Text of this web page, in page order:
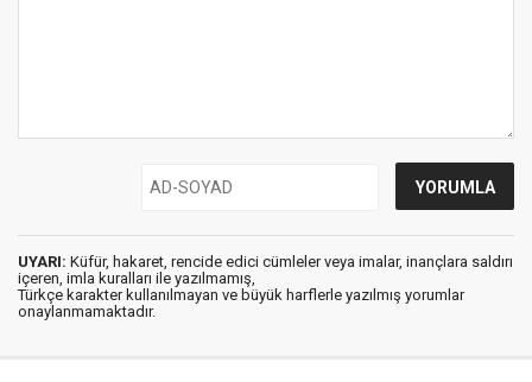
UYARI: Küfür, hakaret, rencide edici cümleler veya imalar, inançlara saldırı
içeren, imla kuralları ile yazılmamış,
Türkçe karakter kullanılmayan ve büyük harflerle yazılmış yorumlar
onaylanmamaktadır.